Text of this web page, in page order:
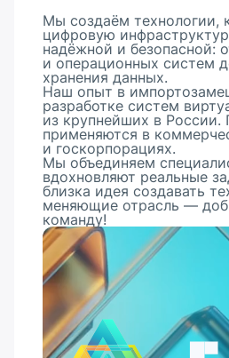
Мы создаём технологии,
цифровую
надёжной и безопасной:
и операционных систем
хранения данных.
Наш опыт в
разработке систем
из крупнейших в
применяются в
и госкорпорациях.
Мы объединяем
вдохновляют реальные
близка идея создавать
меняющие отрасль —
команду!